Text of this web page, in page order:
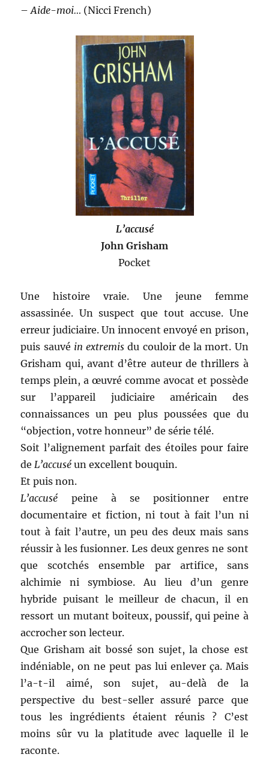
–Aide-moi… (Nicci French)
L’accusé
John Grisham
Pocket
Une histoire vraie. Une jeune femme
assassinée. Un suspect que tout accuse. Une
erreur judiciaire. Un innocent envoyé en prison,
puis sauvé in extremis du couloir de la mort. Un
Grisham qui, avant d’être auteur de thrillers à
temps plein, a œuvré comme avocat et possède
sur l’appareil judiciaire américain des
connaissances un peu plus poussées que du
“objection, votre honneur” de série télé.
Soit l’alignement parfait des étoiles pour faire
de L’accusé un excellent bouquin.
Et puis non.
L’accusé peine à se positionner entre
documentaire et fiction, ni tout à fait l’un ni
tout à fait l’autre, un peu des deux mais sans
réussir à les fusionner. Les deux genres ne sont
que scotchés ensemble par artifice, sans
alchimie ni symbiose. Au lieu d’un genre
hybride puisant le meilleur de chacun, il en
ressort un mutant boiteux, poussif, qui peine à
accrocher son lecteur.
Que Grisham ait bossé son sujet, la chose est
indéniable, on ne peut pas lui enlever ça. Mais
l’a-t-il aimé, son sujet, au-delà de la
perspective du best-seller assuré parce que
tous les ingrédients étaient réunis ? C’est
moins sûr vu la platitude avec laquelle il le
raconte.